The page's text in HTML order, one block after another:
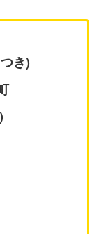
き)